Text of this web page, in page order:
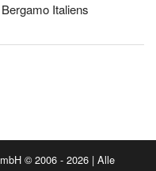
Italiens
© 2006 - 2026 | Alle